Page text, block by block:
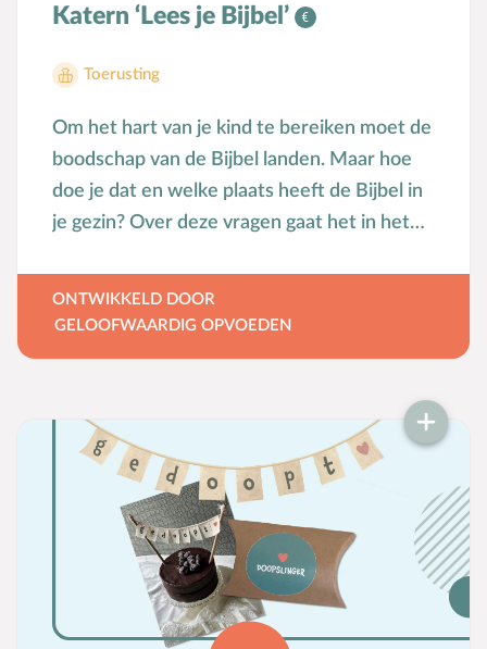
Woord&amp;Daad. Kijk op
www.dankdagkalender.nl voor meer
informatie.
Katern ‘Lees je Bijbel’
Toerusting
Om het hart van je kind te bereiken moet de
boodschap van de Bijbel landen. Maar hoe
doe je dat en welke plaats heeft de Bijbel in
je gezin? Over deze vragen gaat het in het
achtergrondartikelen, werkvormen, QR-
zijn geschikt voor gezinnen met kinderen in
alle leeftijden. De thema’s die aan bod
komen zijn: zoeken naar momenten van
rust, verschillende manieren van bijbellezen,
bijbelstudie doen met kinderen, aansluiten
bij de leeftijd van kinderen, het belang van
het memoriseren van bijbelteksten en nog
ONTWIKKELD DOOR
GELOOFWAARDIG OPVOEDEN